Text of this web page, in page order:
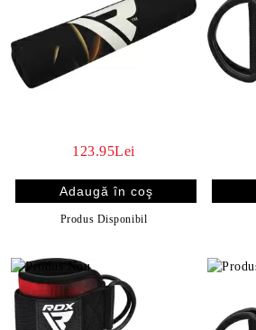
123.95Lei
Produs Disponibil